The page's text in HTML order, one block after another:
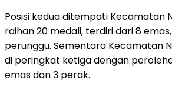
Posisi kedua ditempati Kecamatan
raihan 20 medali, terdiri dari 8
perunggu. Sementara Kecamatan
di peringkat ketiga dengan
emas dan 3 perak.